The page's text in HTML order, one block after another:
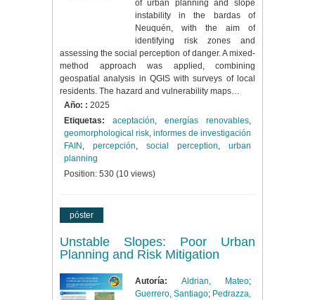
of urban planning and slope
instability in the bardas of
Neuquén, with the aim of
identifying risk zones and
assessing the social perception of danger. A mixed-
method approach was applied, combining
geospatial analysis in QGIS with surveys of local
residents. The hazard and vulnerability maps…
Año: : 2025
Etiquetas:
aceptación, energías renovables,
geomorphological risk, informes de investigación
FAIN , percepción, social perception, urban
planning
Position: 530 (10 views)
póster
Unstable Slopes: Poor Urban
Planning and Risk Mitigation
Autoría: Aldrian, Mateo;
Guerrero, Santiago; Pedrazza,